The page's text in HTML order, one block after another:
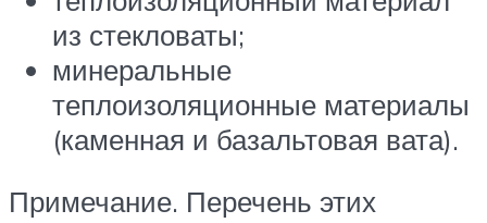
из стекловаты;
минеральные
теплоизоляционные материалы
(каменная и базальтовая вата).
Примечание. Перечень этих